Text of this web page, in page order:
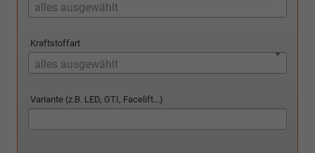
alles ausgewählt
Kraftstoffart
alles ausgewählt
Variante (z.B. LED, GTI, Facelift...)